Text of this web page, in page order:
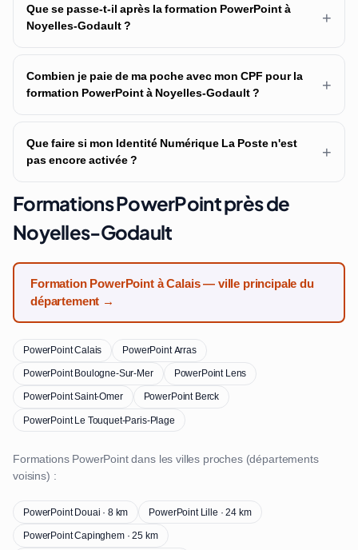
Que se passe-t-il après la formation PowerPoint à
Noyelles-Godault ?
+
Combien je paie de ma poche avec mon CPF pour la
formation PowerPoint à Noyelles-Godault ?
+
Que faire si mon Identité Numérique La Poste n'est
pas encore activée ?
+
Formations PowerPoint près de
Noyelles-Godault
Formation PowerPoint à Calais — ville principale du
département →
PowerPoint Calais
PowerPoint Arras
PowerPoint Boulogne-Sur-Mer
PowerPoint Lens
PowerPoint Saint-Omer
PowerPoint Berck
PowerPoint Le Touquet-Paris-Plage
Formations PowerPoint dans les villes proches (départements
voisins) :
PowerPoint Douai · 8 km
PowerPoint Lille · 24 km
PowerPoint Capinghem · 25 km